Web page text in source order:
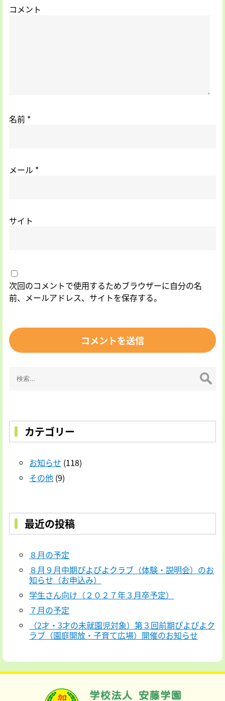
コメント
名前 *
メール *
サイト
次回のコメントで使用するためブラウザーに自分の名
前、メールアドレス、サイトを保存する。
索:
カテゴリー
お知らせ (118)
その他 (9)
最近の投稿
８月の予定
８月９月中期ぴよぴよクラブ（体験・説明会）のお
知らせ（お申込み）
学生さん向け（２０２７年３月卒予定）
７月の予定
（2才・3才の未就園児対象）第３回前期ぴよぴよク
ラブ（園庭開放・子育て広場）開催のお知らせ